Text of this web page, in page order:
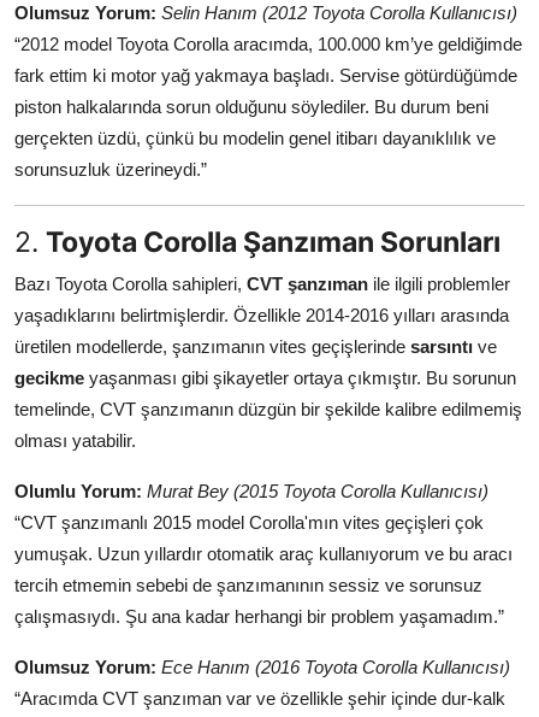
Olumsuz Yorum: Selin Hanım (2012 Toyota Corolla Kullanıcısı)
“2012 model Toyota Corolla aracımda, 100.000 km’ye geldiğimde
fark ettim ki motor yağ yakmaya başladı. Servise götürdüğümde
piston halkalarında sorun olduğunu söylediler. Bu durum beni
gerçekten üzdü, çünkü bu modelin genel itibarı dayanıklılık ve
sorunsuzluk üzerineydi.”
2. Toyota Corolla Şanzıman Sorunları
Bazı Toyota Corolla sahipleri, CVT şanzıman ile ilgili problemler
yaşadıklarını belirtmişlerdir. Özellikle 2014-2016 yılları arasında
üretilen modellerde, şanzımanın vites geçişlerinde sarsıntı ve
gecikme yaşanması gibi şikayetler ortaya çıkmıştır. Bu sorunun
temelinde, CVT şanzımanın düzgün bir şekilde kalibre edilmemiş
olması yatabilir.
Olumlu Yorum: Murat Bey (2015 Toyota Corolla Kullanıcısı)
“CVT şanzımanlı 2015 model Corolla'mın vites geçişleri çok
yumuşak. Uzun yıllardır otomatik araç kullanıyorum ve bu aracı
tercih etmemin sebebi de şanzımanının sessiz ve sorunsuz
çalışmasıydı. Şu ana kadar herhangi bir problem yaşamadım.”
Olumsuz Yorum: Ece Hanım (2016 Toyota Corolla Kullanıcısı)
“Aracımda CVT şanzıman var ve özellikle şehir içinde dur-kalk